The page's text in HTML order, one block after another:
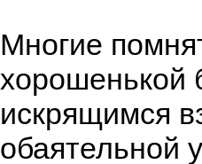
Многие
хорошенькой
искрящимся
обаятельной